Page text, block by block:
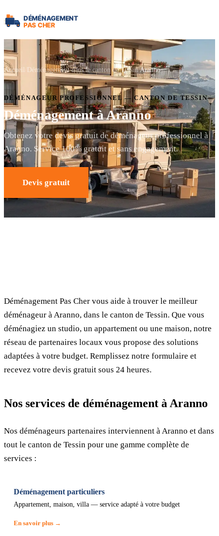
Accueil Déménagement dans le canton de Tessin Aranno
DÉMÉNAGEUR PROFESSIONNEL — CANTON DE TESSIN
Déménagement à Aranno
Obtenez votre devis gratuit de déménageur professionnel à
Aranno. Service 100% gratuit et sans engagement.
Devis gratuit
Déménagement Pas Cher vous aide à trouver le meilleur
déménageur à Aranno, dans le canton de Tessin. Que vous
déménagiez un studio, un appartement ou une maison, notre
réseau de partenaires locaux vous propose des solutions
adaptées à votre budget. Remplissez notre formulaire et
recevez votre devis gratuit sous 24 heures.
Nos services de déménagement à Aranno
Nos déménageurs partenaires interviennent à Aranno et dans
tout le canton de Tessin pour une gamme complète de
services :
Déménagement particuliers
Appartement, maison, villa — service adapté à votre budget
En savoir plus →